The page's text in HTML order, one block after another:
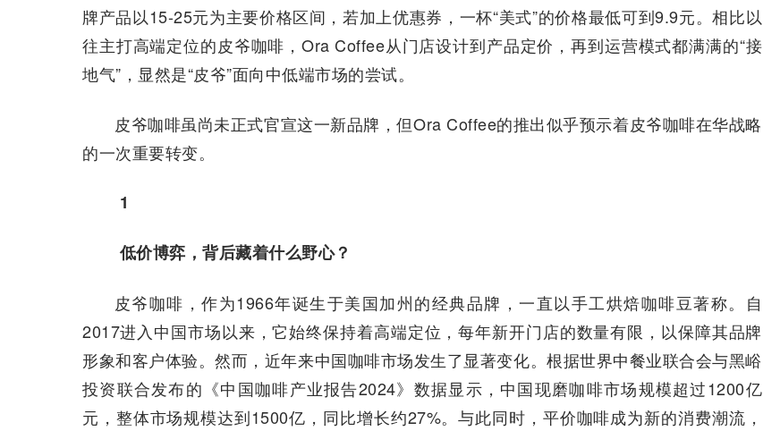
牌产品以15-25元为主要价格区间，若加上优惠券，一杯“美式”的价格最低可到9.9元。相比以
往主打高端定位的皮爷咖啡，Ora Coffee从门店设计到产品定价，再到运营模式都满满的“接
地气”，显然是“皮爷”面向中低端市场的尝试。
皮爷咖啡虽尚未正式官宣这一新品牌，但Ora Coffee的推出似乎预示着皮爷咖啡在华战略
的一次重要转变。
1
低价博弈，背后藏着什么野心？
皮爷咖啡，作为1966年诞生于美国加州的经典品牌，一直以手工烘焙咖啡豆著称。自
2017进入中国市场以来，它始终保持着高端定位，每年新开门店的数量有限，以保障其品牌
形象和客户体验。然而，近年来中国咖啡市场发生了显著变化。根据世界中餐业联合会与黑峪
投资联合发布的《中国咖啡产业报告2024》数据显示，中国现磨咖啡市场规模超过1200亿
元，整体市场规模达到1500亿，同比增长约27%。与此同时，平价咖啡成为新的消费潮流，